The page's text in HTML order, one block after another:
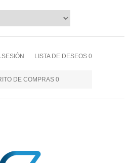
SESIÓN LISTA DE DESEOS 0
DE COMPRAS 0